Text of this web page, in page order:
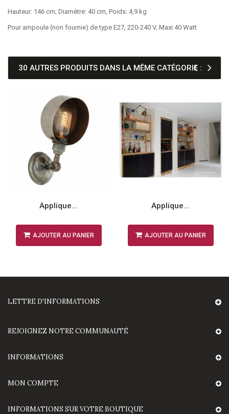
Hauteur: 146 cm; Diamètre: 40 cm, Poids: 4,9 kg
Pour ampoule (non fournie) de type E27, 220-240 V, Maxi 40 Watt
30 AUTRES PRODUITS DANS LA MÊME CATÉGORIE :
Applique...
AJOUTER AU PANIER
Applique...
AJOUTER AU PANIER
LETTRE D'INFORMATIONS
REJOIGNEZ NOTRE COMMUNAUTÉ
INFORMATIONS
MON COMPTE
INFORMATIONS SUR VOTRE BOUTIQUE